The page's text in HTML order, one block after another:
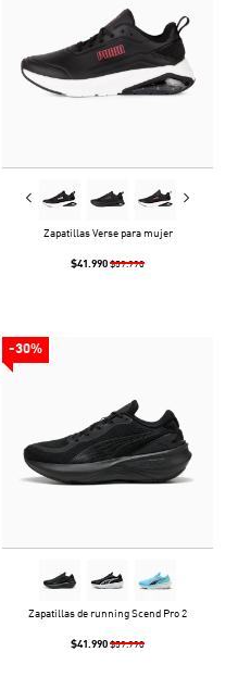
Zapatillas Verse para mujer
$41.990 $59.990
-30%
Zapatillas de running Scend Pro 2
$41.990 $59.990